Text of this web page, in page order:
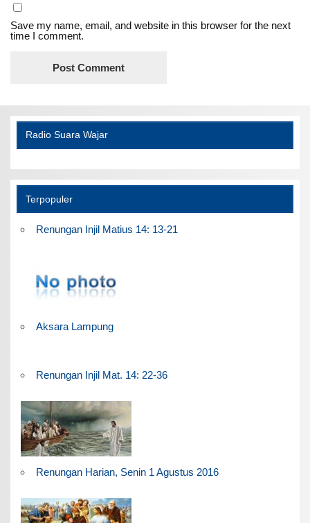
Save my name, email, and website in this browser for the next
time I comment.
Radio Suara Wajar
Terpopuler
Renungan Injil Matius 14: 13-21
Aksara Lampung
Renungan Injil Mat. 14: 22-36
Renungan Harian, Senin 1 Agustus 2016